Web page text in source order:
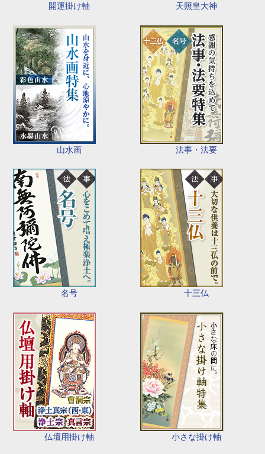
開運掛け軸 天照皇大神
山水画 法事・法要
名号 十三仏
仏壇用掛け軸 小さな掛け軸